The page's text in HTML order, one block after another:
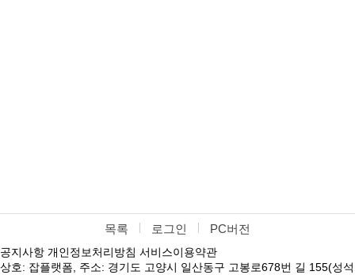
목록 로그인 PC버전
공지사항 개인정보처리방침 서비스이용약관
상호: 잡플랫폼, 주소: 경기도 고양시 일산동구 고봉로678번 길 155(성석